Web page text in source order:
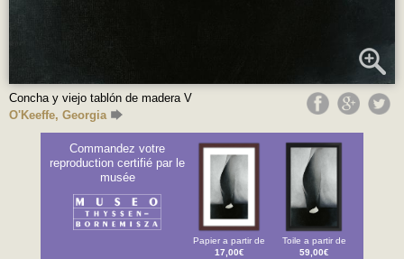
Concha y viejo tablón de madera V
O'Keeffe, Georgia
Commandez votre
reproduction certifié par le
musée
Papier a partir de
17,00€
Toile a partir de
59,00€